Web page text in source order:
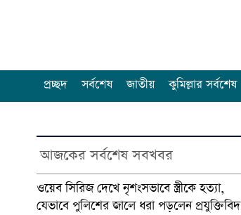
প্রচ্ছদ সর্বশেষ জাতীয় কুমিল্লার সর্বশেষ
আজকের সর্বশেষ সবখবর
ওয়েব সিরিজ দেখে নৃশংসভাবে স্ত্রীকে হত্যা,
যেভাবে পুলিশের জালে ধরা পড়লেন প্রযুক্তিবিদ